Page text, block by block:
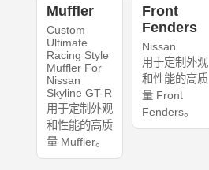
Muffler
Custom
Ultimate
Racing Style
Muffler For
Nissan
Skyline GT-R
用于定制外观
和性能的高质
量 Muffler。
Front
Fenders
Nissan
用于定制外观
和性能的高质
量 Front
Fenders。